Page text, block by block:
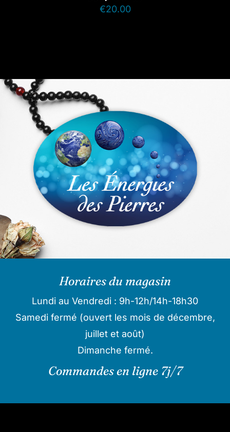
€20.00
Horaires du magasin
Lundi au Vendredi : 9h-12h/14h-18h30
Samedi fermé (ouvert les mois de décembre,
juillet et août)
Dimanche fermé.
Commandes en ligne 7j/7